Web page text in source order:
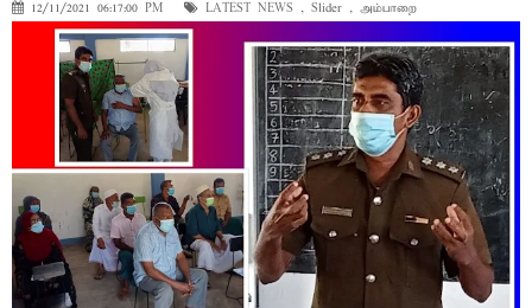
12/11/2021 06:17:00 PM LATEST NEWS , Slider , அம்பாறை